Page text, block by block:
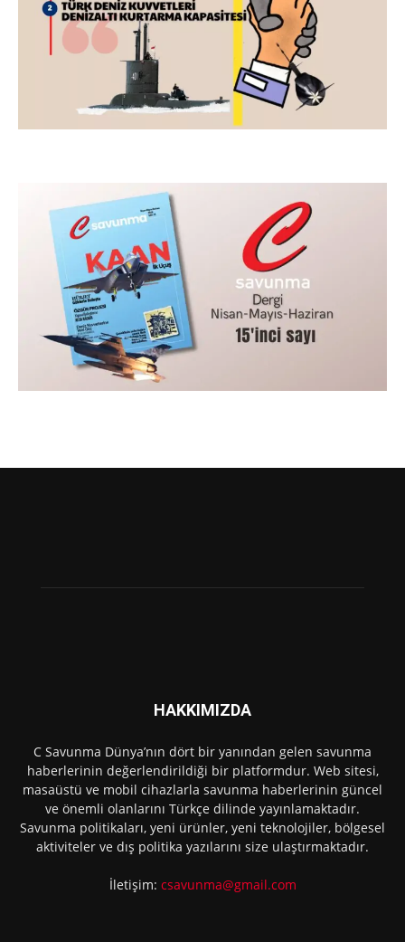
HAKKIMIZDA
C Savunma Dünya’nın dört bir yanından gelen savunma
haberlerinin değerlendirildiği bir platformdur. Web sitesi,
masaüstü ve mobil cihazlarla savunma haberlerinin güncel
ve önemli olanlarını Türkçe dilinde yayınlamaktadır.
Savunma politikaları, yeni ürünler, yeni teknolojiler, bölgesel
aktiviteler ve dış politika yazılarını size ulaştırmaktadır.
İletişim: csavunma@gmail.com